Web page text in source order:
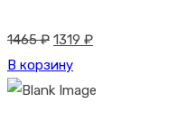
1465₽ Первоначальная
цена
составляла
1319 ₽Текущая
1319 ₽.
В корзину